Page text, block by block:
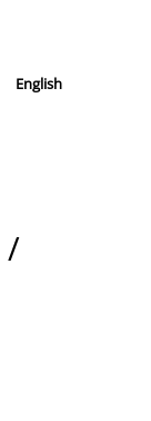
English